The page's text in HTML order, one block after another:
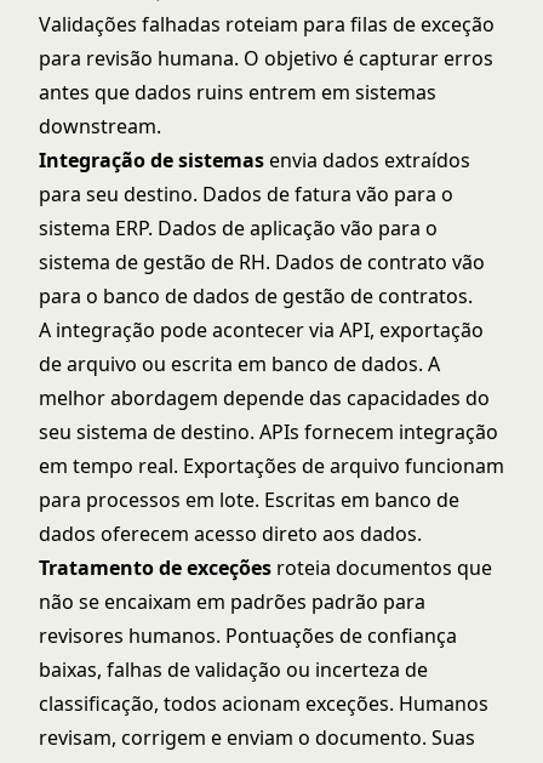
Validações falhadas roteiam para filas de exceção
para revisão humana. O objetivo é capturar erros
antes que dados ruins entrem em sistemas
downstream.
Integração de sistemasenvia dados extraídos
para seu destino. Dados de fatura vão para o
sistema ERP. Dados de aplicação vão para o
sistema de gestão de RH. Dados de contrato vão
para o banco de dados de gestão de contratos.
A integração pode acontecer via API, exportação
de arquivo ou escrita em banco de dados. A
melhor abordagem depende das capacidades do
seu sistema de destino. APIs fornecem integração
em tempo real. Exportações de arquivo funcionam
para processos em lote. Escritas em banco de
dados oferecem acesso direto aos dados.
Tratamento de exceções roteia documentos que
não se encaixam em padrões padrão para
revisores humanos. Pontuações de confiança
baixas, falhas de validação ou incerteza de
classificação, todos acionam exceções. Humanos
revisam, corrigem e enviam o documento. Suas